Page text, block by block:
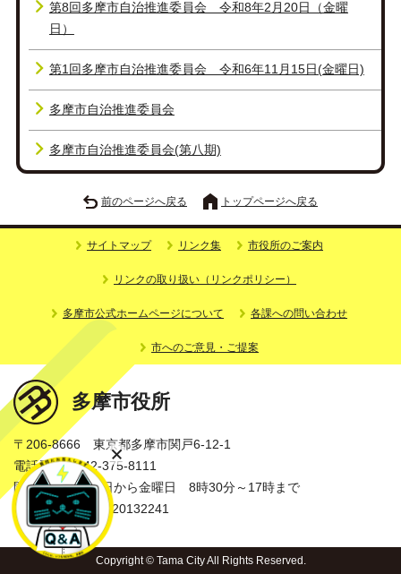
第8回多摩市自治推進委員会 令和8年2月20日（金曜
日）
第1回多摩市自治推進委員会 令和6年11月15日(金曜日)
多摩市自治推進委員会
多摩市自治推進委員会(第八期)
前のページへ戻る トップページへ戻る
サイトマップ リンク集 市役所のご案内
リンクの取り扱い（リンクポリシー）
多摩市公式ホームページについて 各課への問い合わせ
市へのご意見・ご提案
多摩市役所
〒206-8666 東京都多摩市関戸6-12-1
電話番号：042-375-8111
開庁時間：月曜日から金曜日 8時30分～17時まで
法人番号：3000020132241
Copyright © Tama City All Rights Reserved.